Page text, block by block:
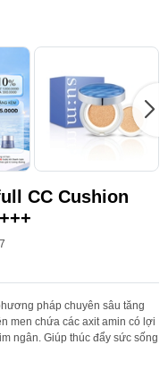
CC Cushion
pháp chuyên sâu tăng
men chứa các axit amin có lợi
ngân. Giúp thúc đẩy sức sống